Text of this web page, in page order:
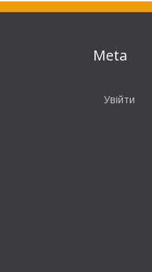
Meta
Увійти